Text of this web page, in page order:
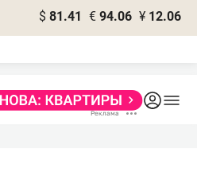
$ 81.41 € 94.06 ¥ 12.06